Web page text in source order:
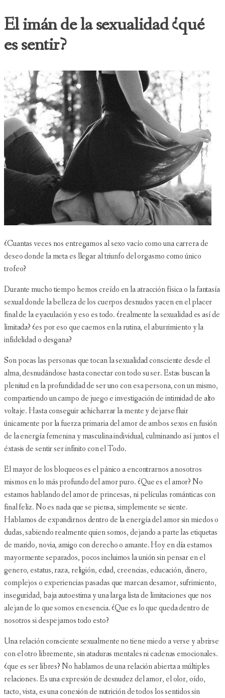
El imán de la sexualidad ¿qué
es sentir?
¿Cuantas veces nos entregamos al sexo vacío como una carrera de
deseo donde la meta es llegar al triunfo del orgasmo como único
trofeo?
Durante mucho tiempo hemos creído en la atracción física o la fantasía
sexual donde la belleza de los cuerpos desnudos yacen en el placer
final de la eyaculación y eso es todo. ¿realmente la sexualidad es así de
limitada? ¿es por eso que caemos en la rutina, el aburrimiento y la
infidelidad o desgana?
Son pocas las personas que tocan la sexualidad consciente desde el
alma, desnudándose hasta conectar con todo su ser. Estas buscan la
plenitud en la profundidad de ser uno con esa persona, con un mismo,
compartiendo un campo de juego e investigación de intimidad de alto
voltaje. Hasta conseguir achicharrar la mente y dejarse fluir
únicamente por la fuerza primaria del amor de ambos sexos en fusión
de la energía femenina y masculina individual, culminando así juntos el
éxtasis de sentir ser infinito con el Todo.
El mayor de los bloqueos es el pánico a encontrarnos a nosotros
mismos en lo más profundo del amor puro. ¿Que es el amor? No
estamos hablando del amor de princesas, ni películas románticas con
final feliz. No es nada que se piensa, simplemente se siente.
Hablamos de expandirnos dentro de la energía del amor sin miedos o
dudas, sabiendo realmente quien somos, dejando a parte las etiquetas
de marido, novia, amigo con derecho o amante. Hoy en día estamos
mayormente separados, pocos incluimos la unión sin pensar en el
genero, estatus, raza, religión, edad, creencias, educación, dinero,
complejos o experiencias pasadas que marcan desamor, sufrimiento,
inseguridad, baja autoestima y una larga lista de limitaciones que nos
alejan de lo que somos en esencia. ¿Que es lo que queda dentro de
nosotros si despejamos todo esto?
Una relación consciente sexualmente no tiene miedo a verse y abrirse
con el otro libremente, sin ataduras mentales ni cadenas emocionales.
¿que es ser libres? No hablamos de una relación abierta a múltiples
relaciones. Es una expresión de desnudez del amor, el olor, oído,
tacto, vista, es una conexión de nutrición de todos los sentidos sin